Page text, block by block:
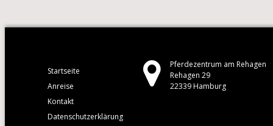
Startseite
Anreise
Kontakt
Datenschutzerklärung
Pferdezentrum am Rehagen
Rehagen 29
22339 Hamburg